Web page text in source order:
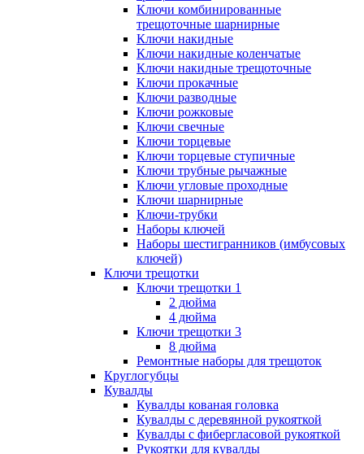
Ключи комбинированные
трещоточные шарнирные
Ключи накидные
Ключи накидные коленчатые
Ключи накидные трещоточные
Ключи прокачные
Ключи разводные
Ключи рожковые
Ключи свечные
Ключи торцевые
Ключи торцевые ступичные
Ключи трубные рычажные
Ключи угловые проходные
Ключи шарнирные
Ключи-трубки
Наборы ключей
Наборы шестигранников (имбусовых
ключей)
Ключи трещотки
Ключи трещотки 1
2 дюйма
4 дюйма
Ключи трещотки 3
8 дюйма
Ремонтные наборы для трещоток
Круглогубцы
Кувалды
Кувалды кованая головка
Кувалды с деревянной рукояткой
Кувалды с фибергласовой рукояткой
Рукоятки для кувалды